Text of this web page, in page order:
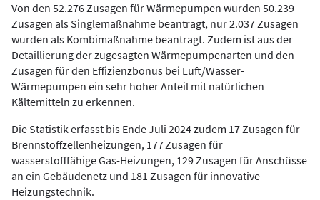
Von den 52.276 Zusagen für Wärmepumpen wurden 50.239
Zusagen als Singlemaßnahme beantragt, nur 2.037 Zusagen
wurden als Kombimaßnahme beantragt. Zudem ist aus der
Detaillierung der zugesagten Wärmepumpenarten und den
Zusagen für den Effizienzbonus bei Luft/Wasser-
Wärmepumpen ein sehr hoher Anteil mit natürlichen
Kältemitteln zu erkennen.
Die Statistik erfasst bis Ende Juli 2024 zudem 17 Zusagen für
Brennstoffzellenheizungen, 177 Zusagen für
wasserstofffähige Gas-Heizungen, 129 Zusagen für Anschüsse
an ein Gebäudenetz und 181 Zusagen für innovative
Heizungstechnik.